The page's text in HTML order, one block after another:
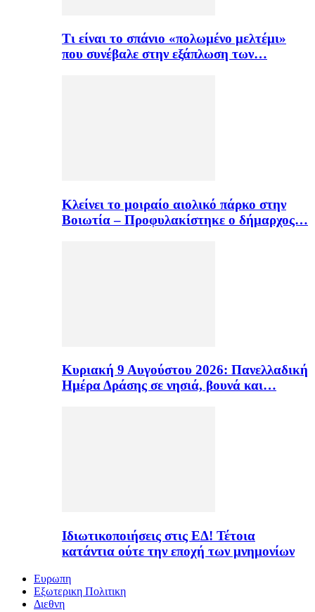
Τι είναι το σπάνιο «πολωμένο μελτέμι»
που συνέβαλε στην εξάπλωση των…
Κλείνει το μοιραίο αιολικό πάρκο στην
Βοιωτία – Προφυλακίστηκε ο δήμαρχος…
Κυριακή 9 Αυγούστου 2026: Πανελλαδική
Ημέρα Δράσης σε νησιά, βουνά και…
Ιδιωτικοποιήσεις στις ΕΔ! Τέτοια
κατάντια ούτε την εποχή των μνημονίων
Ευρωπη
Εξωτερικη Πολιτικη
Διεθνη